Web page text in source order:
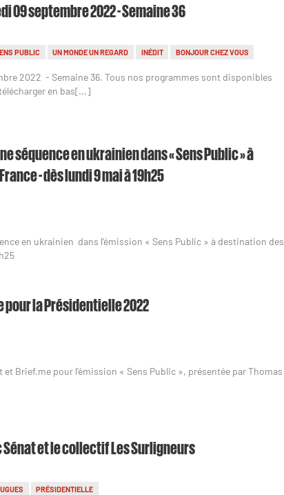
09 septembre 2022 - Semaine 36
PUBLIC UN MONDE UN REGARD INÉDIT BONJOUR CHEZ VOUS
2022 - Semaine 36. Tous nos programmes sont disponibles
en bas[...]
séquence en ukrainien dans « Sens Public » à
- dès lundi 9 mai à 19h25
en ukrainien dans l’émission « Sens Public » à destination des
la Présidentielle 2022
Brief.me pour l’émission « Sens Public », présentée par Thomas
et le collectif Les Surligneurs
PRÉSIDENTIELLE